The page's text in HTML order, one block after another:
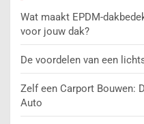
Wat maakt EPDM-
voor jouw dak?
De voordelen van een
Zelf een Carport Bouwen:
Auto